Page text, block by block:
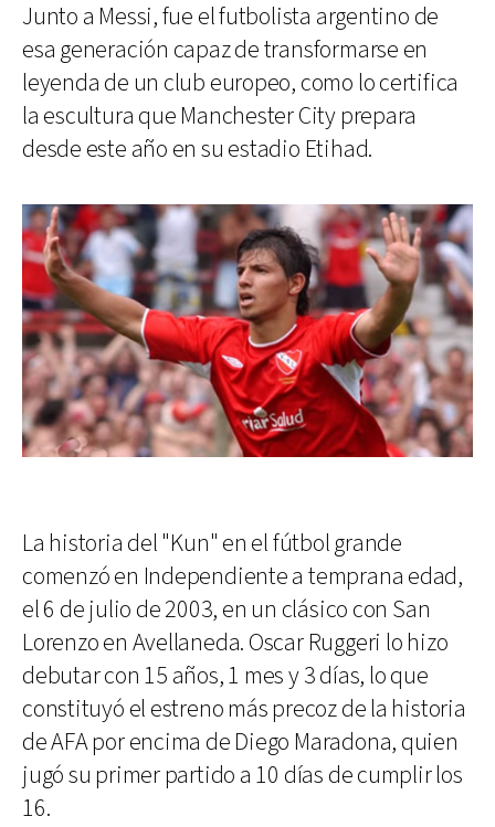
Junto a Messi, fue el futbolista argentino de
esa generación capaz de transformarse en
leyenda de un club europeo, como lo certifica
la escultura que Manchester City prepara
desde este año en su estadio Etihad.
La historia del "Kun" en el fútbol grande
comenzó en Independiente a temprana edad,
el 6 de julio de 2003, en un clásico con San
Lorenzo en Avellaneda. Oscar Ruggeri lo hizo
debutar con 15 años, 1 mes y 3 días, lo que
constituyó el estreno más precoz de la historia
de AFA por encima de Diego Maradona, quien
jugó su primer partido a 10 días de cumplir los
16.